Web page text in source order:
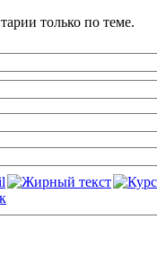
только по теме.